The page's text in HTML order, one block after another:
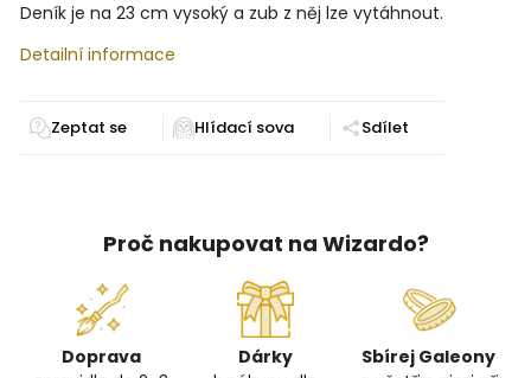
Deník je na 23 cm vysoký a zub z něj lze vytáhnout.
Detailní informace
Zeptat se Sdílet
Proč nakupovat na Wizardo?
Doprava
Dárky
Sbírej Galeony